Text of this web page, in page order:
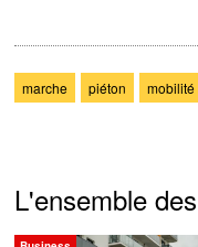
marche piéton mobilité
L'ensemble